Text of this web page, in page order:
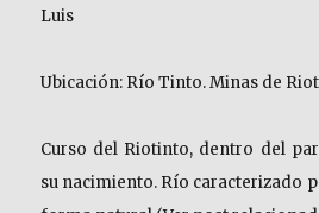
Luis
Ubicación: Río Tinto. Minas de
Curso del Riotinto, dentro del
su nacimiento. Río caracterizado